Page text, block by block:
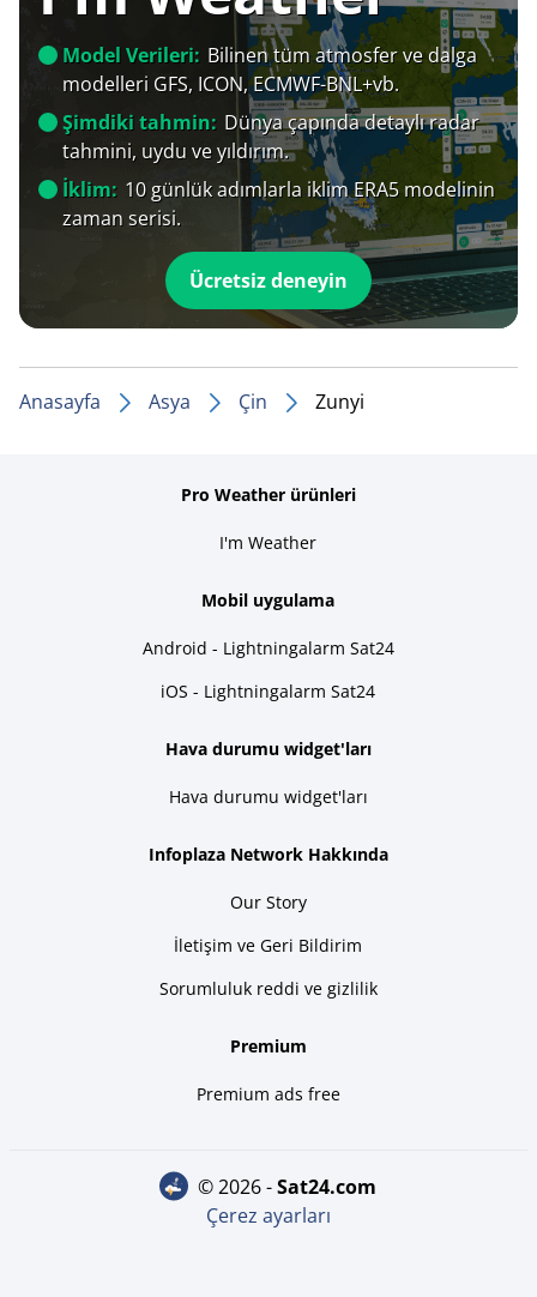
Model Verileri: Bilinen tüm atmosfer ve dalga
modelleri GFS, ICON, ECMWF-BNL+vb.
Şimdiki tahmin: Dünya çapında detaylı radar
tahmini, uydu ve yıldırım.
İklim: 10 günlük adımlarla iklim ERA5 modelinin
zaman serisi.
Ücretsiz deneyin
Anasayfa Asya Çin Zunyi
Pro Weather ürünleri
I'm Weather
Mobil uygulama
Android - Lightningalarm Sat24
iOS - Lightningalarm Sat24
Hava durumu widget'ları
Hava durumu widget'ları
Infoplaza Network Hakkında
Our Story
İletişim ve Geri Bildirim
Sorumluluk reddi ve gizlilik
Premium
Premium ads free
© 2026 - sat24.com
Çerez ayarları